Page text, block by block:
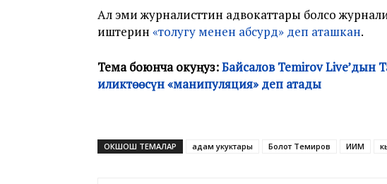
Ал эми журналисттин адвокаттары болсо
иштерин «толугу менен абсурд» деп аташкан.
Тема боюнча окуңуз:Байсалов Temirov Live’дын
иликтөөсүн «манипуляция» деп атады
ОКШОШ ТЕМАЛАР адам укуктары Болот Темиров ИИМ